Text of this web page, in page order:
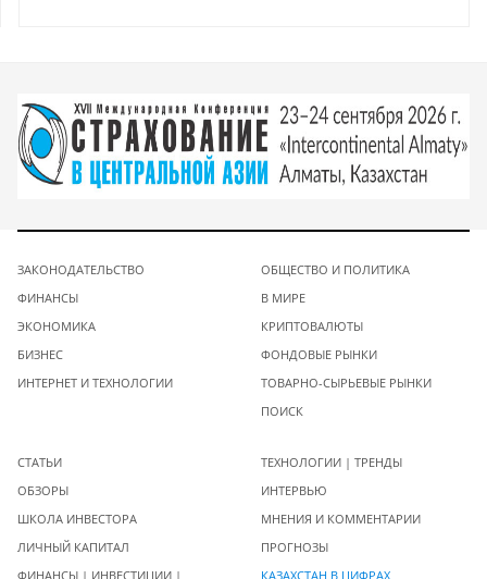
ЗАКОНОДАТЕЛЬСТВО
ФИНАНСЫ
ЭКОНОМИКА
БИЗНЕС
ИНТЕРНЕТ И ТЕХНОЛОГИИ
ОБЩЕСТВО И ПОЛИТИКА
В МИРЕ
КРИПТОВАЛЮТЫ
ФОНДОВЫЕ РЫНКИ
ТОВАРНО-СЫРЬЕВЫЕ РЫНКИ
ПОИСК
СТАТЬИ
ОБЗОРЫ
ШКОЛА ИНВЕСТОРА
ЛИЧНЫЙ КАПИТАЛ
ФИНАНСЫ | ИНВЕСТИЦИИ |
ТЕХНОЛОГИИ | ТРЕНДЫ
ИНТЕРВЬЮ
МНЕНИЯ И КОММЕНТАРИИ
ПРОГНОЗЫ
КАЗАХСТАН В ЦИФРАХ